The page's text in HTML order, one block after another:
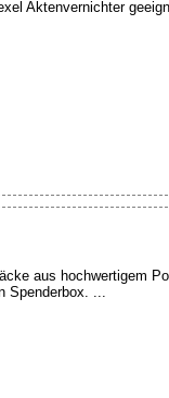
Aktenvernichter
aus hochwertigem
Spenderbox. ...